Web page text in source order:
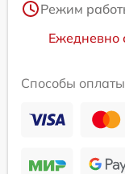
Режим
Ежедневно
Способы оплаты